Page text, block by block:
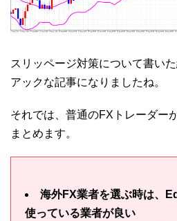
スリッページ対策について書い
アックな記事になりましたね。
それでは、普通のFXトレーダー
まとめます。
海外FX業者を選ぶ時は、
使っている業者が良い